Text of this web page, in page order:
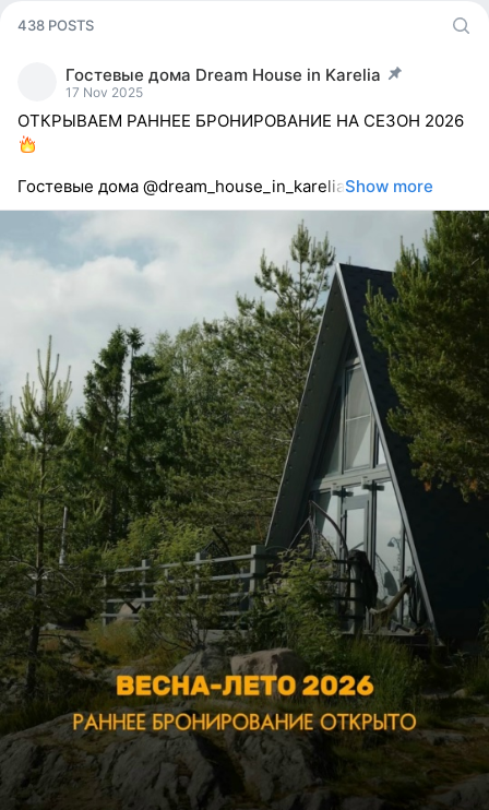
438 POSTS
Гостевые дома Dream House in Karelia
post pinned
17 Nov 2025
ОТКРЫВАЕМ РАННЕЕ БРОНИРОВАНИЕ НА СЕЗОН 2026
Гостевые дома @dream_house_in_kareliaShow more